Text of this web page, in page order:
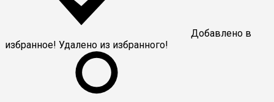
Добавлено в
избранное! Удалено из избранного!